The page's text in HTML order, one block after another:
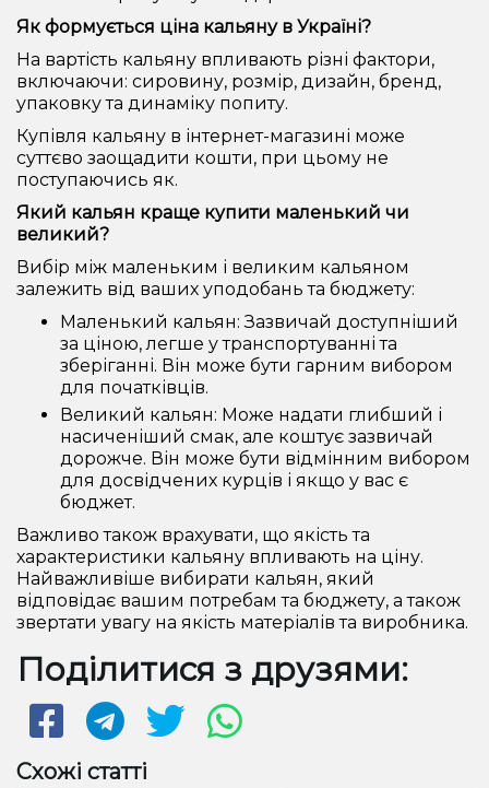
Як формується ціна кальяну в Україні?
На вартість кальяну впливають різні фактори,
включаючи: сировину, розмір, дизайн, бренд,
упаковку та динаміку попиту.
Купівля кальяну в інтернет-магазині може
суттєво заощадити кошти, при цьому не
поступаючись як.
Який кальян краще купити маленький чи
великий?
Вибір між маленьким і великим кальяном
залежить від ваших уподобань та бюджету:
Маленький кальян: Зазвичай доступніший
за ціною, легше у транспортуванні та
зберіганні. Він може бути гарним вибором
для початківців.
Великий кальян: Може надати глибший і
насиченіший смак, але коштує зазвичай
дорожче. Він може бути відмінним вибором
для досвідчених курців і якщо у вас є
бюджет.
Важливо також врахувати, що якість та
характеристики кальяну впливають на ціну.
Найважливіше вибирати кальян, який
відповідає вашим потребам та бюджету, а також
звертати увагу на якість матеріалів та виробника.
Поділитися з друзями:
Схожі статті